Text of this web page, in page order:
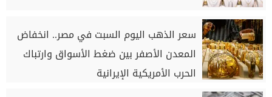
سعر الذهب اليوم السبت في مصر.. انخفاض
المعدن الأصفر بين ضغط الأسواق وارتباك
الحرب الأمريكية الإيرانية